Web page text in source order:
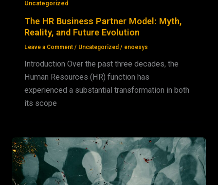
Uncategorized
The HR Business Partner Model: Myth,
Reality, and Future Evolution
Leave a Comment / Uncategorized / enoesys
Introduction Over the past three decades, the
Human Resources (HR) function has
experienced a substantial transformation in both
its scope